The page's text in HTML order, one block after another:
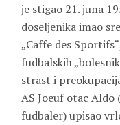
je stigao 21. juna
doseljenika imao
„Caffe des
fudbalskih
strast i
AS Joeuf otac
fudbaler) upisao